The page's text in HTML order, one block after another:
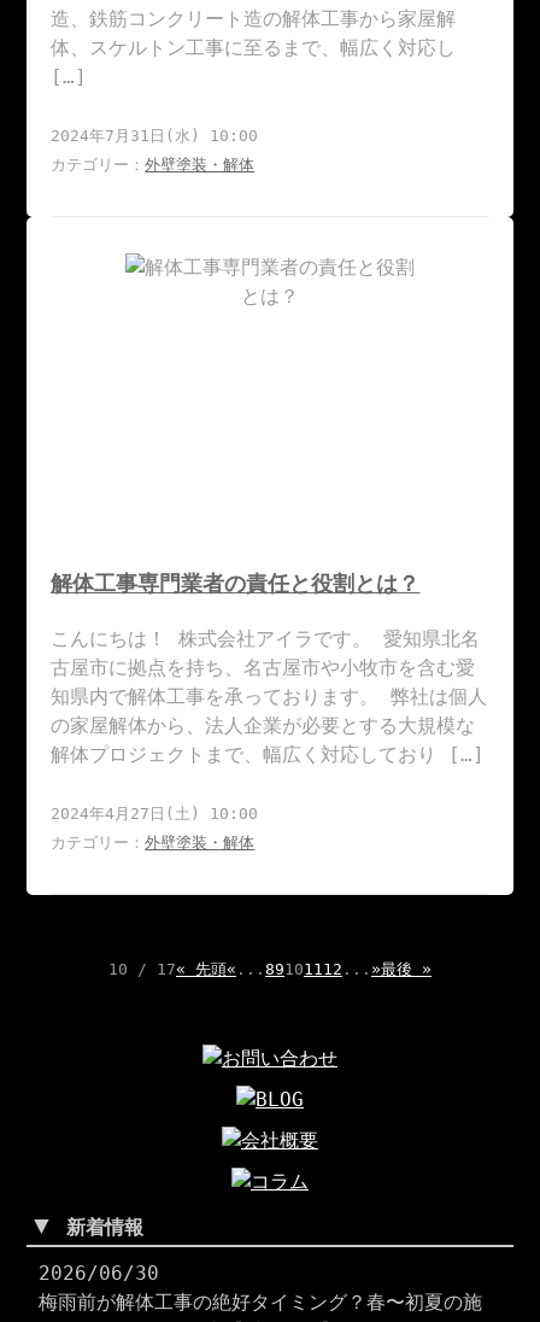
造、鉄筋コンクリート造の解体工事から家屋解
体、スケルトン工事に至るまで、幅広く対応し
[…]
2024年7月31日(水) 10:00
カテゴリー：外壁塗装・解体
解体工事専門業者の責任と役割とは？
こんにちは！ 株式会社アイラです。 愛知県北名
古屋市に拠点を持ち、名古屋市や小牧市を含む愛
知県内で解体工事を承っております。 弊社は個人
の家屋解体から、法人企業が必要とする大規模な
解体プロジェクトまで、幅広く対応しており […]
2024年4月27日(土) 10:00
カテゴリー：外壁塗装・解体
10 / 17« 先頭« ... 89101112 ... »最後 »
▼ 新着情報
2026/06/30
梅雨前が解体工事の絶好タイミング？春〜初夏の施